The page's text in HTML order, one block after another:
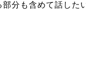
分も含めて話した